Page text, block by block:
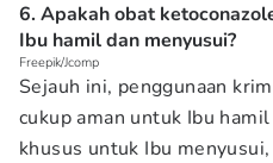
6. Apakah obat
Ibu hamil dan menyusui?
Freepik/Jcomp
Sejauh ini, penggunaan
cukup aman untuk Ibu
khusus untuk Ibu